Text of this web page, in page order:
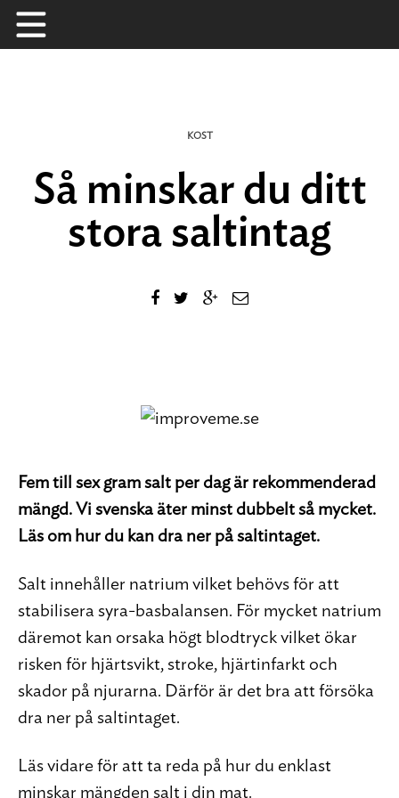
Skip
to
KOST
Så minskar du ditt
stora saltintag
Fem till sex gram salt per dag är rekommenderad
mängd. Vi svenska äter minst dubbelt så mycket.
Läs om hur du kan dra ner på saltintaget.
Salt innehåller natrium vilket behövs för att
stabilisera syra-basbalansen. För mycket natrium
däremot kan orsaka högt blodtryck vilket ökar
risken för hjärtsvikt, stroke, hjärtinfarkt och
skador på njurarna. Därför är det bra att försöka
dra ner på saltintaget.
Läs vidare för att ta reda på hur du enklast
minskar mängden salt i din mat.